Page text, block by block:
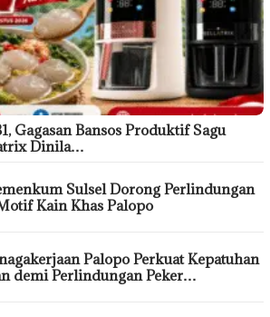
Gagasan Bansos Produktif Sagu
Dinila…
Sulsel Dorong Perlindungan
Kain Khas Palopo
Palopo Perkuat Kepatuhan
demi Perlindungan Peker…